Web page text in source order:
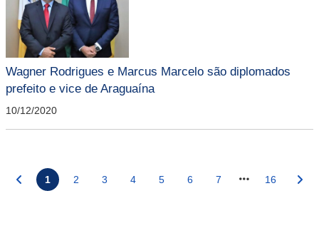
Wagner Rodrigues e Marcus Marcelo são diplomados
prefeito e vice de Araguaína
10/12/2020
1 2 3 4 5 6 7 16